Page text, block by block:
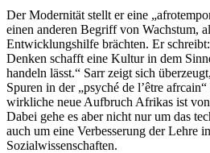
Der Modernität stellt er eine
einen anderen Begriff von Wachstum,
Entwicklungshilfe brächten. Er
Denken schafft eine Kultur in dem
handeln lässt.“ Sarr zeigt sich
Spuren in der „psyché de l’être
wirkliche neue Aufbruch Afrikas ist
Dabei gehe es aber nicht nur um das
auch um eine Verbesserung der Lehre
Sozialwissenschaften.